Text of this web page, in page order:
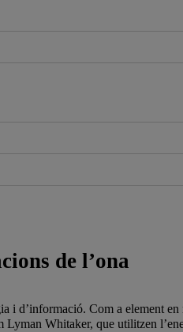
de l’ona
i d’informació. Com a element
Whitaker, que utilitzen